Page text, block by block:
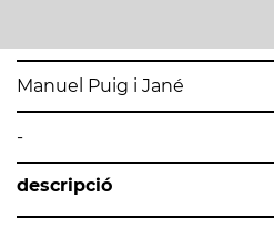
Manuel Puig i Jané
-
descripció